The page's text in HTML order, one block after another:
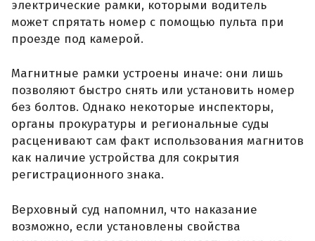
электрические рамки, которыми водитель
может спрятать номер с помощью пульта при
проезде под камерой.
Магнитные рамки устроены иначе: они лишь
позволяют быстро снять или установить номер
без болтов. Однако некоторые инспекторы,
органы прокуратуры и региональные суды
расценивают сам факт использования магнитов
как наличие устройства для сокрытия
регистрационного знака.
Верховный суд напомнил, что наказание
возможно, если установлены свойства